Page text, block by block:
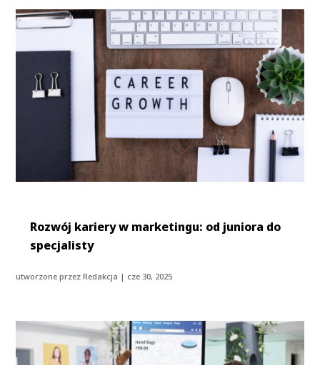
Rozwój kariery w marketingu: od juniora do
specjalisty
utworzone przezRedakcja | cze 30, 2025